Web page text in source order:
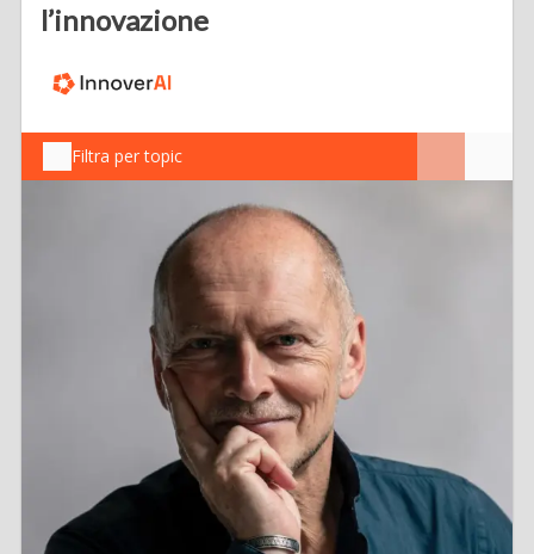
l’innovazione
Filtra per topic